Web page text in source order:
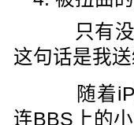
只有没
这句话是我送
随着
连BBS上的